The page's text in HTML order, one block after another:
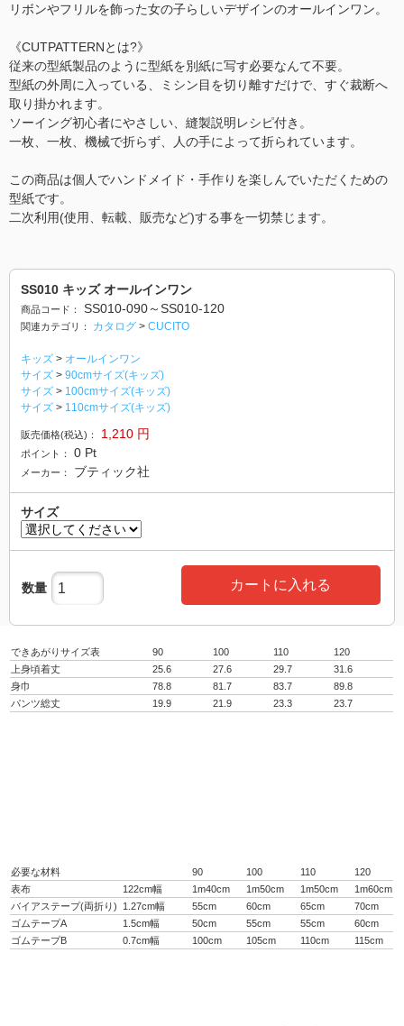
リボンやフリルを飾った女の子らしいデザインのオールインワン。
《CUTPATTERNとは?》
従来の型紙製品のように型紙を別紙に写す必要なんて不要。
型紙の外周に入っている、ミシン目を切り離すだけで、すぐ裁断へ
取り掛かれます。
ソーイング初心者にやさしい、縫製説明レシピ付き。
一枚、一枚、機械で折らず、人の手によって折られています。
この商品は個人でハンドメイド・手作りを楽しんでいただくための
型紙です。
二次利用(使用、転載、販売など)する事を一切禁じます。
SS010 キッズ オールインワン
商品コード： SS010-090～SS010-120
関連カテゴリ： カタログ > CUCITO
キッズ > オールインワン
サイズ > 90cmサイズ(キッズ)
サイズ > 100cmサイズ(キッズ)
サイズ > 110cmサイズ(キッズ)
販売価格(税込)： 1,210 円
ポイント： 0 Pt
メーカー： ブティック社
サイズ
数量 カートに入れる
できあがりサイズ表 90 100 110
120
上身頃着丈
25.6 27.6 29.7
31.6
身巾
78.8 81.7 83.7
89.8
パンツ総丈
19.9 21.9 23.3 23.7
必要な材料 90 100 110
120
表布
122cm幅 1m40cm 1m50cm 1m50cm
1m60cm
バイアステープ(両折り)
1.27cm幅 55cm 60cm 65cm
70cm
ゴムテープA
1.5cm幅 50cm 55cm 55cm
60cm
ゴムテープB
0.7cm幅 100cm 105cm 110cm 115cm